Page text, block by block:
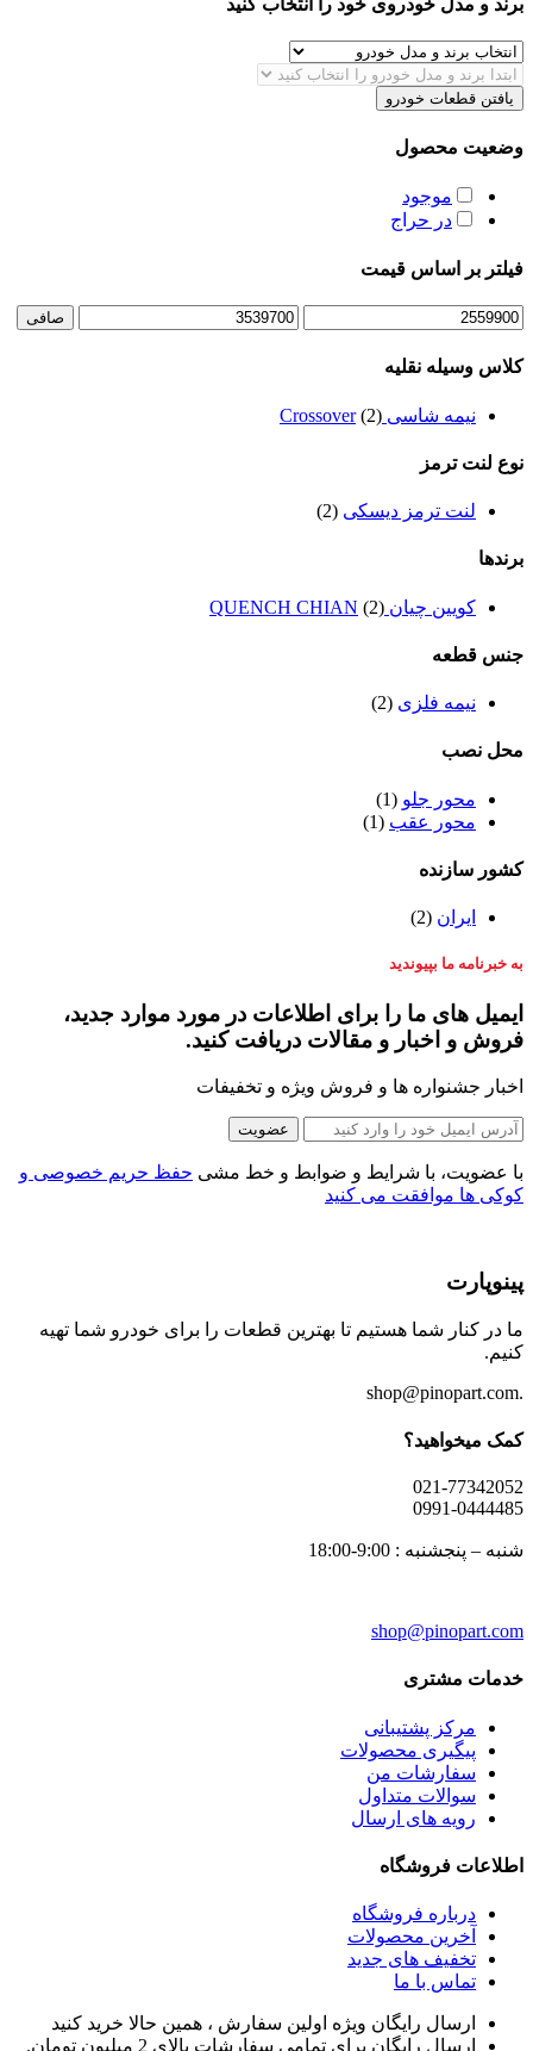
یافتن قطعات خودرو
وضعیت محصول
موجود
در حراج
فیلتر بر اساس قیمت
حداقل
حداكثر
صافی
کلاس وسیله نقلیه
نیمه شاسی Crossover (2)
نوع لنت ترمز
لنت ترمز دیسکی (2)
برندها
کویین چیان QUENCH CHIAN (2)
جنس قطعه
نیمه فلزی (2)
محل نصب
محور جلو (1)
محور عقب (1)
کشور سازنده
ایران (2)
به خبرنامه ما بپیوندید
ایمیل های ما را برای اطلاعات در مورد موارد جدید،
فروش و اخبار و مقالات دریافت کنید.
اخبار جشنواره ها و فروش ویژه و تخفیفات
عضویت
با عضویت، با شرایط و ضوابط و خط مشی حفظ حریم خصوصی و
کوکی ها موافقت می کنید
پینوپارت
ما در کنار شما هستیم تا بهترین قطعات را برای خودرو شما تهیه
کنیم.
.shop@pinopart.com
کمک میخواهید؟
021-77342052
0991-0444485
شنبه – پنجشنبه : 9:00-18:00
shop@pinopart.com
خدمات مشتری
مرکز پشتیبانی
پیگیری محصولات
سفارشات من
سوالات متداول
رویه های ارسال
اطلاعات فروشگاه
درباره فروشگاه
آخرین محصولات
تخفیف های جدید
تماس با ما
ارسال رایگان ویژه اولین سفارش ، همین حالا خرید کنید
ارسال رایگان برای تمامی سفارشات بالای 2 میلیون تومان.